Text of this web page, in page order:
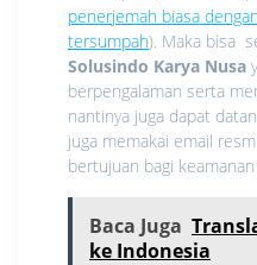
penerjemah biasa
tersumpah). Maka bisa
Solusindo Karya Nusa
berpengalaman serta
nantinya juga dapat
juga memakai email
bertujuan bagi
Baca Juga
ke Indonesia